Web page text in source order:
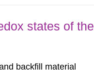
states of the
backfill material